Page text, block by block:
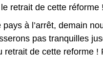
retrait de cette réforme !
à l’arrêt, demain
pas tranquilles
retrait de cette reforme